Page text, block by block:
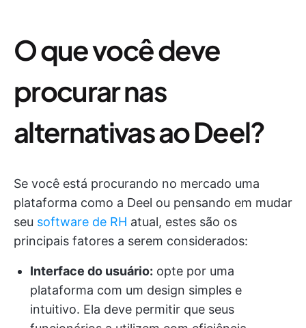
O que você deve
procurar nas
alternativas ao Deel?
Se você está procurando no mercado uma
plataforma como a Deel ou pensando em mudar
seu software de RH atual, estes são os
principais fatores a serem considerados:
Interface do usuário: opte por uma
plataforma com um design simples e
intuitivo. Ela deve permitir que seus